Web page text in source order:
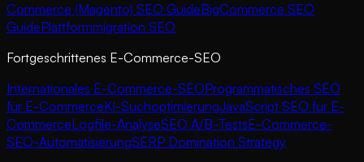
Commerce (Magento) SEO GuideBigCommerce SEO
GuidePlattformmigration SEO
Fortgeschrittenes E-Commerce-SEO
Internationales E-Commerce-SEOProgrammatisches SEO
für E-CommerceKI-SuchoptimierungJavaScript SEO für E-
CommerceLogfile-AnalyseSEO A/B-TestsE-Commerce-
SEO-AutomatisierungSERP Domination Strategy